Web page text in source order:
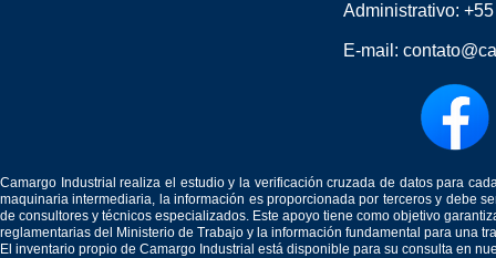
Administrativo:
E-mail:
Camargo Industrial realiza el estudio y la verificación cruzada de datos para
maquinaria intermediaria, la información es proporcionada por terceros y debe
de consultores y técnicos especializados. Este apoyo tiene como objetivo
reglamentarias del Ministerio de Trabajo y la información fundamental para una
El inventario propio de Camargo Industrial está disponible para su consulta en